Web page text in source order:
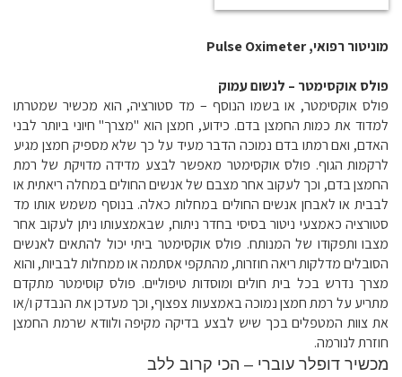
מוניטור רפואי, Pulse Oximeter
פולס אוקסימטר – לנשום עמוק
פולס אוקסימטר, או בשמו הנוסף – מד סטורציה, הוא מכשיר שמטרתו
למדוד את כמות החמצן בדם. כידוע, חמצן הוא "מצרך" חיוני ביותר לבני
האדם, ואם רמתו בדם נמוכה הדבר מעיד על כך שלא מספיק חמצן מגיע
לרקמות הגוף. פולס אוקסימטר מאפשר לבצע מדידה מדויקת של רמת
החמצן בדם, וכך לעקוב אחר מצבם של אנשים החולים במחלה ריאתית או
לבבית או לאבחן אנשים החולים במחלות כאלה. בנוסף משמש אותו מד
סטורציה כאמצעי ניטור בסיסי בחדר ניתוח, שבאמצעותו ניתן לעקוב אחר
מצבו ותפקודו של המנותח. פולס אוקסימטר ביתי יכול להתאים לאנשים
הסובלים מדלקות ריאה חוזרות, מהתקפי אסתמה או ממחלות לבביות, והוא
מצרך נדרש בכל בית חולים ומוסדות טיפוליים. פולס קוסימטר מתקדם
מתריע על רמת חמצן נמוכה באמצעות צפצוף, וכך מעדכן את הנבדק ו/או
את צוות המטפלים בכך שיש לבצע בדיקה מקיפה ולוודא שרמת החמצן
חוזרת לנורמה.
מכשיר דופלר עוברי – הכי קרוב ללב